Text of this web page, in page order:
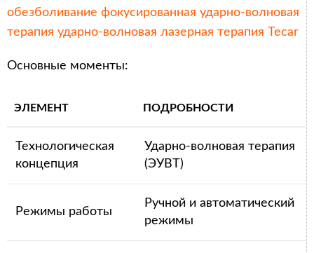
обезболивание фокусированная ударно-волновая
терапия ударно-волновая лазерная терапия Tecar
Основные моменты:
ЭЛЕМЕНТ ПОДРОБНОСТИ
Технологическая
концепция
Ударно-волновая терапия
(ЭУВТ)
Режимы работы
Ручной и автоматический
режимы